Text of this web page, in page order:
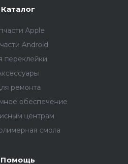
Каталог
Apple
Android
переклейки
ремонта
обеспечение
центрам
смола
Помощь